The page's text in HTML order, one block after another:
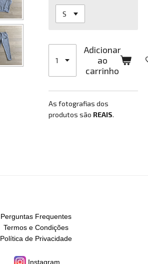
Adicionar
ao
carrinho
As fotografias dos
produtos são REAIS.
Perguntas Frequentes
Termos e Condições
Política de Privacidade
Instagram